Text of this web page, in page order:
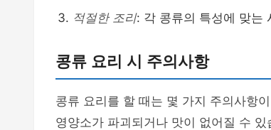
적절한 조리: 각 콩류의 특성에 맞는
콩류 요리 시 주의사항
콩류 요리를 할 때는 몇 가지 주의사항
영양소가 파괴되거나 맛이 없어질 수